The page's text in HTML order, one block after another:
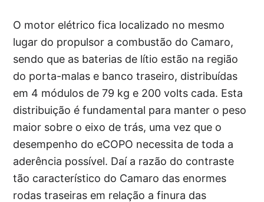
O motor elétrico fica localizado no mesmo
lugar do propulsor a combustão do Camaro,
sendo que as baterias de lítio estão na região
do porta-malas e banco traseiro, distribuídas
em 4 módulos de 79 kg e 200 volts cada. Esta
distribuição é fundamental para manter o peso
maior sobre o eixo de trás, uma vez que o
desempenho do eCOPO necessita de toda a
aderência possível. Daí a razão do contraste
tão característico do Camaro das enormes
rodas traseiras em relação a finura das